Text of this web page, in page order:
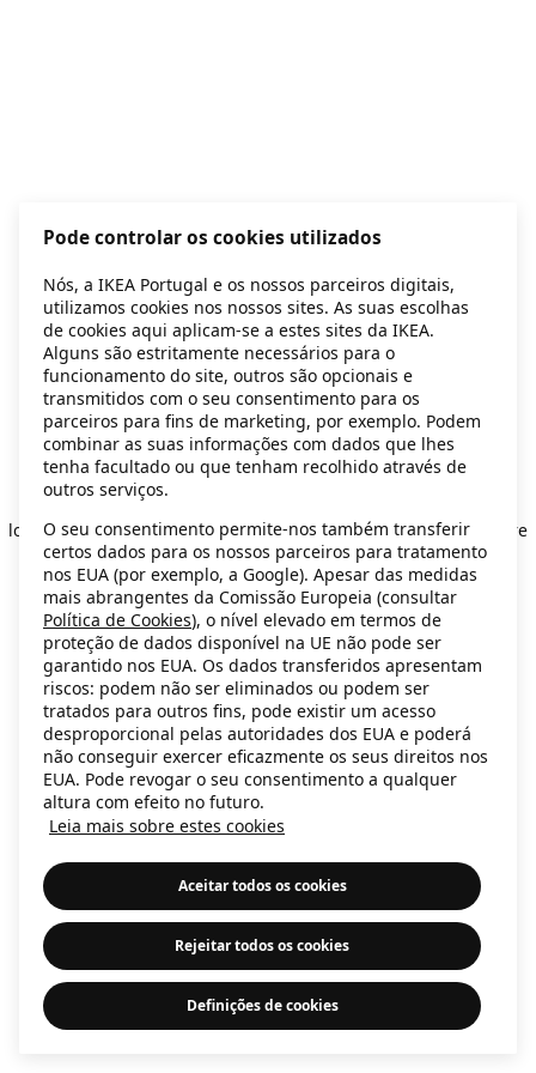
Application error: a client-side exception has occurred
loadingsecondhand.ikea.com (see the browser console for more
information).
Pode controlar os cookies utilizados
Nós, a IKEA Portugal e os nossos parceiros digitais,
utilizamos cookies nos nossos sites. As suas escolhas
de cookies aqui aplicam-se a estes sites da IKEA.
Alguns são estritamente necessários para o
funcionamento do site, outros são opcionais e
transmitidos com o seu consentimento para os
parceiros para fins de marketing, por exemplo. Podem
combinar as suas informações com dados que lhes
tenha facultado ou que tenham recolhido através de
outros serviços.
O seu consentimento permite-nos também transferir
certos dados para os nossos parceiros para tratamento
nos EUA (por exemplo, a Google). Apesar das medidas
mais abrangentes da Comissão Europeia (consultar
Política de Cookies), o nível elevado em termos de
proteção de dados disponível na UE não pode ser
garantido nos EUA. Os dados transferidos apresentam
riscos: podem não ser eliminados ou podem ser
tratados para outros fins, pode existir um acesso
desproporcional pelas autoridades dos EUA e poderá
não conseguir exercer eficazmente os seus direitos nos
EUA. Pode revogar o seu consentimento a qualquer
altura com efeito no futuro.
Leia mais sobre estes cookies
Aceitar todos os cookies
Rejeitar todos os cookies
Definições de cookies